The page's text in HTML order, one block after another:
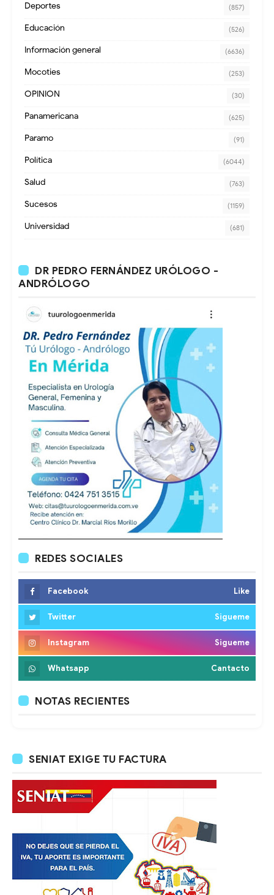
Deportes (857)
Educación (526)
Información general (6636)
Mocoties (253)
OPINION (30)
Panamericana (625)
Paramo (91)
Política (6044)
Salud (763)
Sucesos (1159)
Universidad (681)
DR PEDRO FERNÁNDEZ URÓLOGO -
ANDRÓLOGO
REDES SOCIALES
Facebook Like
Twitter Sigueme
Instagram Sigueme
Whatsapp Cantacto
NOTAS RECIENTES
SENIAT EXIGE TU FACTURA